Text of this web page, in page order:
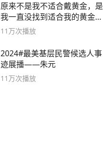
原来不是我不适合戴黄金，是
我一直没找到适合我的黄金
😭
11万次播放
2024#最美基层民警候选人事
迹展播——朱元
11万次播放